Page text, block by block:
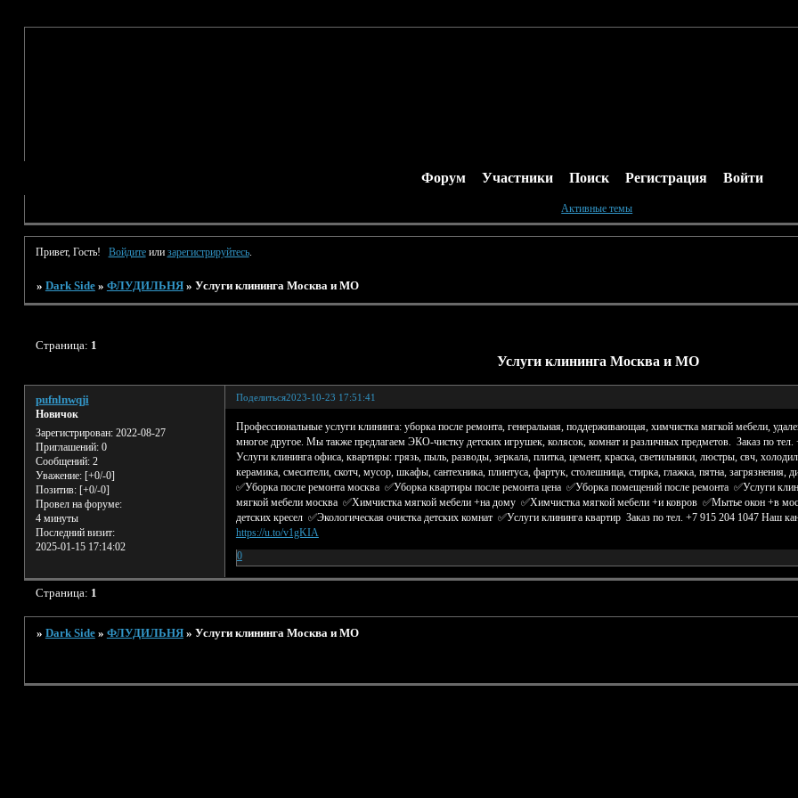
Форум Участники Поиск Регистрация Войти
Активные темы
Привет, Гость! Войдитеили зарегистрируйтесь.
» Dark Side » ФЛУДИЛЬНЯ » Услуги клининга Москва и МО
Услуги клининга Москва и МО
Страница: 1
Поделиться2023-10-23 17:51:41
pufnlnwqji
Новичок
Зарегистрирован: 2022-08-27
Приглашений:0
Сообщений:2
Уважение: [+0/-0]
Позитив: [+0/-0]
Провел на форуме:
4 минуты
Последний визит:
2025-01-15 17:14:02
Профессиональные услуги клининга: уборка после ремонта, генеральная, поддерживающая, химчистка мягкой мебели,
многое другое. Мы также предлагаем ЭКО-чистку детских игрушек, колясок, комнат и различных предметов. Заказ по
Услуги клининга офиса, квартиры: грязь, пыль, разводы, зеркала, плитка, цемент, краска, светильники, люстры, свч,
керамика, смесители, скотч, мусор, шкафы, сантехника, плинтуса, фартук, столешница, стирка, глажка, пятна,
✅Уборка после ремонта москва ✅Уборка квартиры после ремонта цена ✅Уборка помещений после ремонта ✅Услуги
мягкой мебели москва ✅Химчистка мягкой мебели +на дому ✅Химчистка мягкой мебели +и ковров ✅Мытье окон +в
детских кресел ✅Экологическая очистка детских комнат ✅Услуги клининга квартир Заказ по тел. +7 915 204 1047 Наш
https://u.to/v1gKIA
0
Страница: 1
» Dark Side » ФЛУДИЛЬНЯ » Услуги клининга Москва и МО